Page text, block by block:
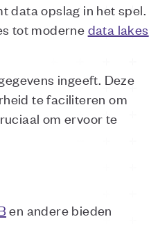
data opslag in het spel.
tot moderne data lakes
ingeeft. Deze
te faciliteren om
om ervoor te
en andere bieden